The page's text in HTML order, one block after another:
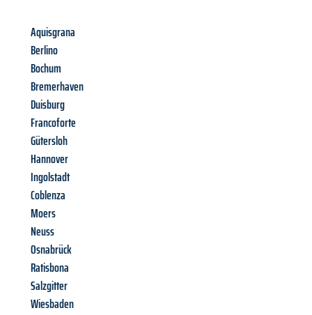
Aquisgrana
Berlino
Bochum
Bremerhaven
Duisburg
Francoforte
Gütersloh
Hannover
Ingolstadt
Coblenza
Moers
Neuss
Osnabrück
Ratisbona
Salzgitter
Wiesbaden